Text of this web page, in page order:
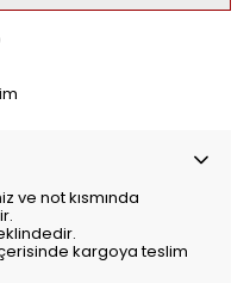
ve not kısmında
kargoya teslim